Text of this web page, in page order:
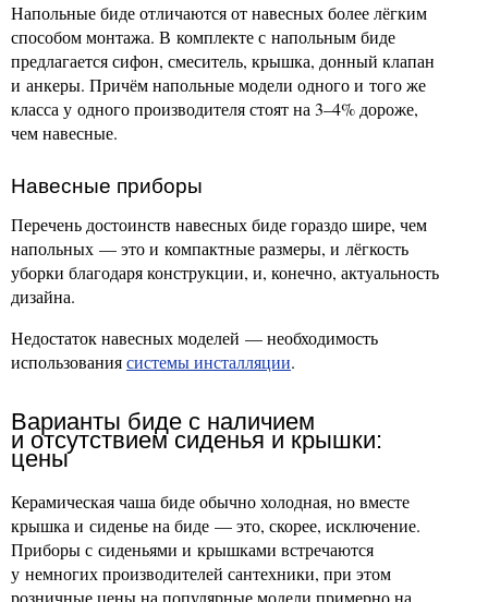
Напольные биде отличаются от навесных более лёгким
способом монтажа. В комплекте с напольным биде
предлагается сифон, смеситель, крышка, донный клапан
и анкеры. Причём напольные модели одного и того же
класса у одного производителя стоят на 3–4% дороже,
чем навесные.
Навесные приборы
Перечень достоинств навесных биде гораздо шире, чем
напольных — это и компактные размеры, и лёгкость
уборки благодаря конструкции, и, конечно, актуальность
дизайна.
Недостаток навесных моделей — необходимость
использованиясистемы инсталляции.
Варианты биде с наличием
и отсутствием сиденья и крышки:
цены
Керамическая чаша биде обычно холодная, но вместе
крышка и сиденье на биде — это, скорее, исключение.
Приборы с сиденьями и крышками встречаются
у немногих производителей сантехники, при этом
розничные цены на популярные модели примерно на